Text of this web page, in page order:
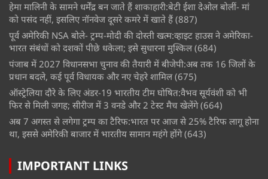
हेमा मालिनी के सामने धर्मेंद्र बन जाते हैं शाकाहारी:बेटी ईशा देओल बोलीं- मां
को पसंद नहीं, इसलिए नॉनवेज दूसरे कमरे में खाते हैं (887)
पूर्व अमेरिकी NSA बोले- ट्रम्प-मोदी की दोस्ती खत्म:व्हाइट हाउस ने अमेरिका-
भारत संबंधों को दशकों पीछे धकेला; इसे सुधारना मुश्किल (684)
पंजाब में 2027 विधानसभा चुनाव की तैयारी में बीजेपी:अब तक 16 जिलों के
प्रधान बदले, कई पूर्व विधायक और नए चेहरे शामिल (675)
ऑस्ट्रेलिया दौरे के लिए अंडर-19 भारतीय टीम घोषित:वैभव सूर्यवंशी को भी
फिर से मिली जगह; सीरीज में 3 वनडे और 2 टेस्ट मैच खेलेंगे (664)
अब 7 अगस्त से लगेगा ट्रम्प का टैरिफ:भारत पर आज से 25% टैरिफ लागू होना
था, इससे अमेरिकी बाजार में भारतीय सामान महंगे होंगे (643)
IMPORTANT LINKS